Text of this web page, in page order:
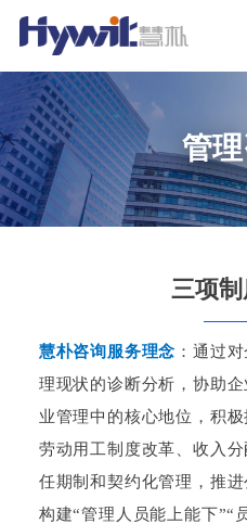
管
三项
慧朴咨询服务理念 ：通过
理现状的诊断分析，协助
业管理中的核心地位，积
劳动用工制度改革、收入
任期制和契约化管理，推
构建“管理人员能上能下”“